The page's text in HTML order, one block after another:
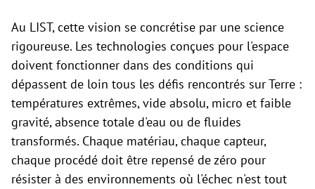
Au LIST, cette vision se concrétise par une science
rigoureuse. Les technologies conçues pour l'espace
doivent fonctionner dans des conditions qui
dépassent de loin tous les défis rencontrés sur Terre :
températures extrêmes, vide absolu, micro et faible
gravité, absence totale d'eau ou de fluides
transformés. Chaque matériau, chaque capteur,
chaque procédé doit être repensé de zéro pour
résister à des environnements où l'échec n'est tout